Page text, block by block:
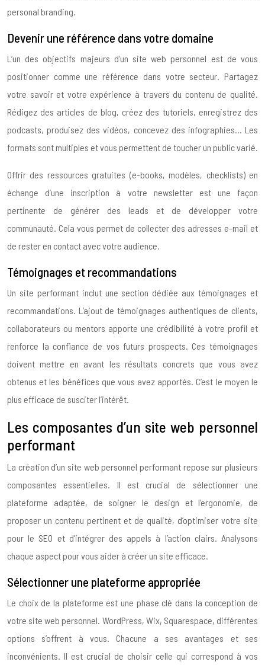
personal branding.
Devenir une référence dans votre domaine
L’un des objectifs majeurs d’un site web personnel est de vous
positionner comme une référence dans votre secteur. Partagez
votre savoir et votre expérience à travers du contenu de qualité.
Rédigez des articles de blog, créez des tutoriels, enregistrez des
podcasts, produisez des vidéos, concevez des infographies… Les
formats sont multiples et vous permettent de toucher un public varié.
Offrir des ressources gratuites (e-books, modèles, checklists) en
échange d’une inscription à votre newsletter est une façon
pertinente de générer des leads et de développer votre
communauté. Cela vous permet de collecter des adresses e-mail et
de rester en contact avec votre audience.
Témoignages et recommandations
Un site performant inclut une section dédiée aux témoignages et
recommandations. L’ajout de témoignages authentiques de clients,
collaborateurs ou mentors apporte une crédibilité à votre profil et
renforce la confiance de vos futurs prospects. Ces témoignages
doivent mettre en avant les résultats concrets que vous avez
obtenus et les bénéfices que vous avez apportés. C’est le moyen le
plus efficace de susciter l’intérêt.
Les composantes d’un site web personnel
performant
La création d’un site web personnel performant repose sur plusieurs
composantes essentielles. Il est crucial de sélectionner une
plateforme adaptée, de soigner le design et l’ergonomie, de
proposer un contenu pertinent et de qualité, d’optimiser votre site
pour le SEO et d’intégrer des appels à l’action clairs. Analysons
chaque aspect pour vous aider à créer un site efficace.
Sélectionner une plateforme appropriée
Le choix de la plateforme est une phase clé dans la conception de
votre site web personnel. WordPress, Wix, Squarespace, différentes
options s’offrent à vous. Chacune a ses avantages et ses
inconvénients. Il est crucial de choisir celle qui correspond à vos